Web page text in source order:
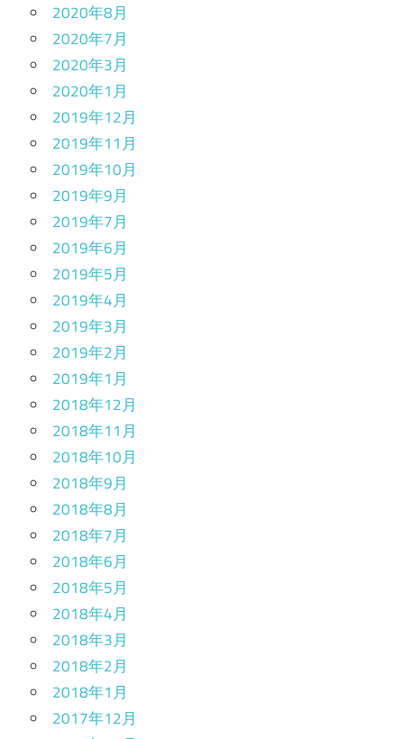
2020年8月
2020年7月
2020年3月
2020年1月
2019年12月
2019年11月
2019年10月
2019年9月
2019年7月
2019年6月
2019年5月
2019年4月
2019年3月
2019年2月
2019年1月
2018年12月
2018年11月
2018年10月
2018年9月
2018年8月
2018年7月
2018年6月
2018年5月
2018年4月
2018年3月
2018年2月
2018年1月
2017年12月